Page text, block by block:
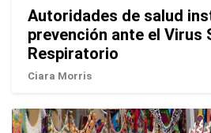
Autoridades de salud
prevención ante el Virus
Respiratorio
Ciara Morris